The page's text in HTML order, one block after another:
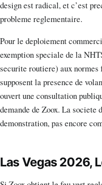
design est radical, et c’est
probleme reglementaire.
Pour le deploiement
exemption speciale de la
securite routiere) aux normes
supposent la presence de
ouvert une consultation
demande de Zoox. La societe
demonstration, pas encore
Las Vegas 2026,